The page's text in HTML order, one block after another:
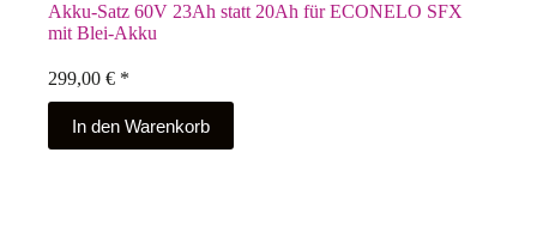
Akku-Satz 60V 23Ah statt 20Ah für ECONELO SFX
mit Blei-Akku
299,00 € *
In den Warenkorb